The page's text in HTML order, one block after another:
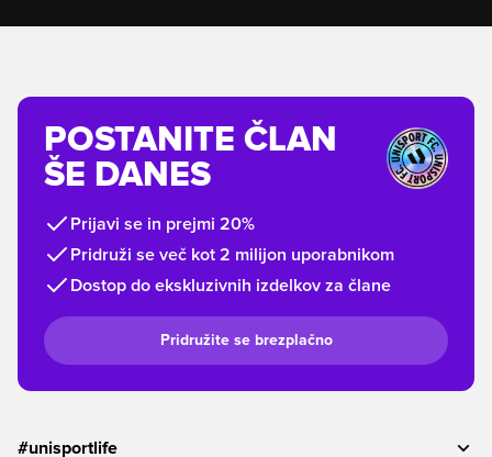
POSTANITE ČLAN
ŠE DANES
Prijavi se in prejmi 20%
Pridruži se več kot 2 milijon uporabnikom
Dostop do ekskluzivnih izdelkov za člane
Pridružite se brezplačno
#unisportlife